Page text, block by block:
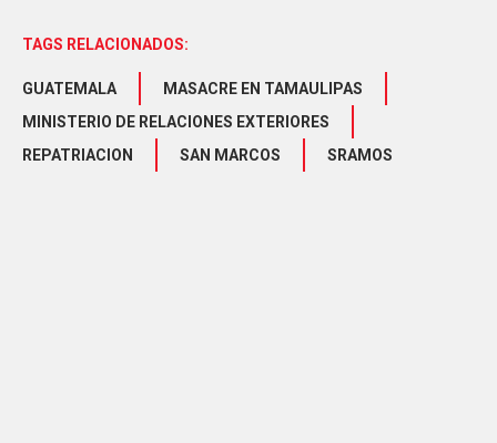
TAGS RELACIONADOS:
GUATEMALA
MASACRE EN TAMAULIPAS
MINISTERIO DE RELACIONES EXTERIORES
REPATRIACION
SAN MARCOS SRAMOS